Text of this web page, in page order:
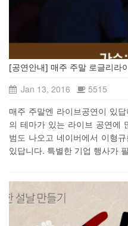
[공연안내] 매주 주말 로글리라
Jan 13, 2016
5515
매주 주말엔 라이브공연이 있
의 테마가 있는 라이브 공연에
범도 나오고 네이버에서 이형
있답니다. 특별한 기업 행사가